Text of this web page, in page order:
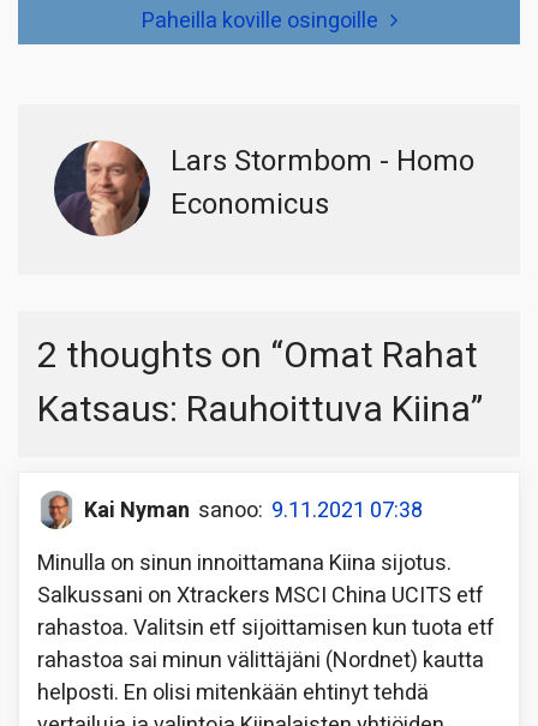
Paheilla koville osingoille
Lars Stormbom - Homo
Economicus
2 thoughts on “Omat Rahat
Katsaus: Rauhoittuva Kiina”
Kai Nyman sanoo: 9.11.2021 07:38
Minulla on sinun innoittamana Kiina sijotus.
Salkussani on Xtrackers MSCI China UCITS etf
rahastoa. Valitsin etf sijoittamisen kun tuota etf
rahastoa sai minun välittäjäni (Nordnet) kautta
helposti. En olisi mitenkään ehtinyt tehdä